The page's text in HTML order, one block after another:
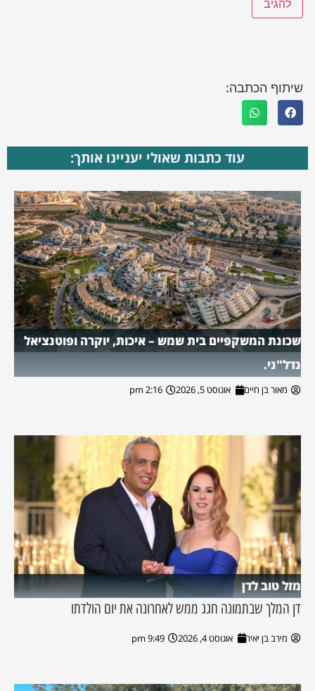
שיתוף הכתבה:
עוד כתבות שאולי יעניינו אותך:
שכונת המשקפיים בית שמש – איכות, יוקרה ופוטנציאל
נדל"ני.
מאור בן חיים אוגוסט 5, 2026 2:16 pm
מזל טוב לדן
דן המלך שבתמונה חגג ממש לאחרונה את יום הולדתו
מירב בן יאיר אוגוסט 4, 2026 9:49 pm